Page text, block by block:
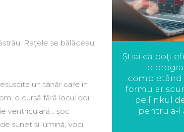
Rațele se bălăceau,
un tânăr care în
o cursă fără locul doi:
ventriculară… șoc
sunet şi lumină, voci
Știai că poți
o
completând
formular
pe linkul
pentru a-l